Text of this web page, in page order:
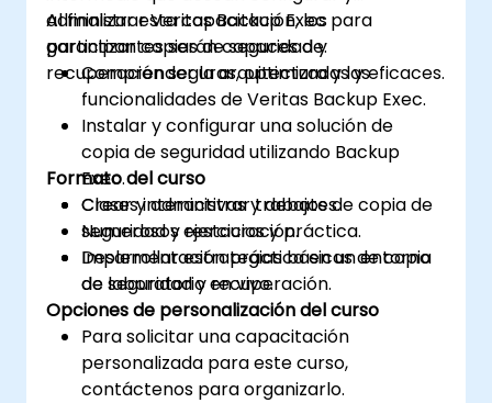
administrar Veritas Backup Exec para
garantizar copias de seguridad y
recuperación seguras, optimizadas y eficaces.
Al finalizar esta capacitación, los
participantes serán capaces de:
Comprender la arquitectura y las
funcionalidades de Veritas Backup Exec.
Instalar y configurar una solución de
copia de seguridad utilizando Backup
Exec.
Crear y administrar trabajos de copia de
seguridad y restauración.
Desarrollar estrategias básicas de copia
de seguridad y recuperación.
Formato del curso
Clases interactivas y debates.
Numerosos ejercicios y práctica.
Implementación práctica en un entorno
de laboratorio en vivo.
Opciones de personalización del curso
Para solicitar una capacitación
personalizada para este curso,
contáctenos para organizarlo.